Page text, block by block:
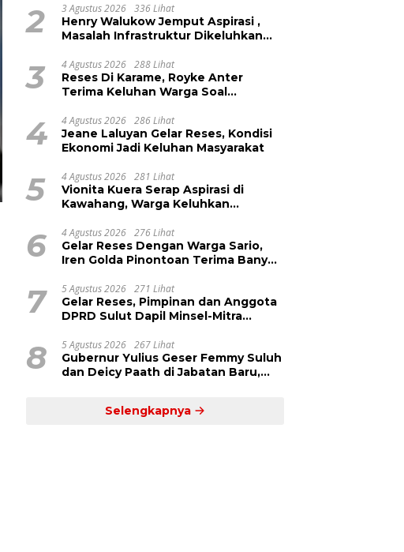
Kinerja Anggota DPRD Henry
Walukow
2 3 Agustus 2026 336 Lihat
Henry Walukow Jemput Aspirasi ,
Masalah Infrastruktur Dikeluhkan
3 4 Agustus 2026 288 Lihat
Reses Di Karame, Royke Anter
Terima Keluhan Warga Soal
4 4 Agustus 2026 286 Lihat
Jeane Laluyan Gelar Reses, Kondisi
Ekonomi Jadi Keluhan Masyarakat
5 4 Agustus 2026 281 Lihat
Vionita Kuera Serap Aspirasi di
Kawahang, Warga Keluhkan
6 4 Agustus 2026 276 Lihat
Gelar Reses Dengan Warga Sario,
Iren Golda Pinontoan Terima Banyak
7 5 Agustus 2026 271 Lihat
Gelar Reses, Pimpinan dan Anggota
DPRD Sulut Dapil Minsel-Mitra
8 5 Agustus 2026 267 Lihat
Gubernur Yulius Geser Femmy Suluh
dan Deicy Paath di Jabatan Baru,
Selengkapnya